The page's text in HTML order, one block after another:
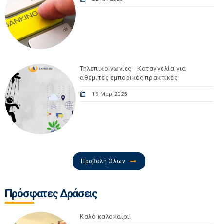
Τηλεπικοινωνίες - Καταγγελία για
αθέμιτες εμπορικές πρακτικές
19 Μαρ 2025
Προβολή Όλων
Πρόσφατες Δράσεις
Καλό καλοκαίρι!